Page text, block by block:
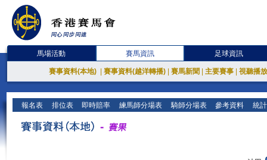
馬場活動 賽馬資訊 足球資訊
賽事資料(本地) 賽事資料(越洋轉播) 賽馬新聞 主要賽事 視聽播
報名表 排位表 即時賠率 練馬師分場表 騎師分場表 參考資料 統